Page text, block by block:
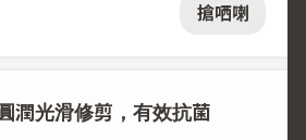
搶哂喇
潤光滑修剪，有效抗菌